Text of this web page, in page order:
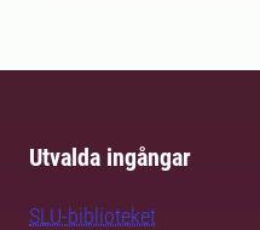
Utvalda ingångar
SLU-biblioteket